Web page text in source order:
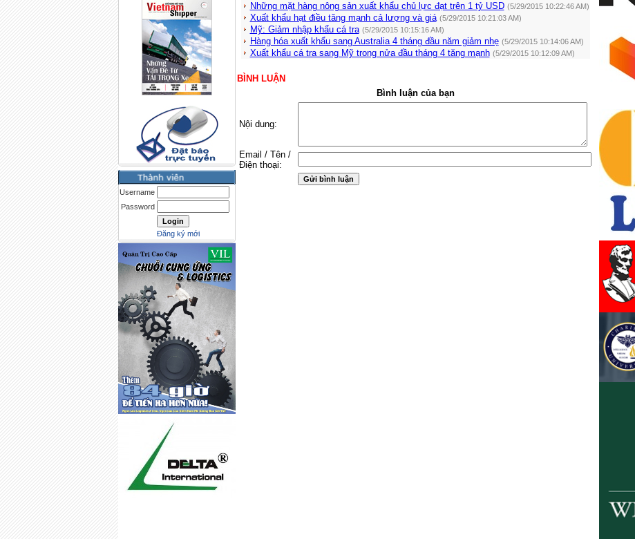
Username
Password
Đăng ký mới
Những mặt hàng nông sản xuất khẩu chủ lực đạt trên 1 tỷ USD (5/29/2015 10:22:46 AM)
Xuất khẩu hạt điều tăng mạnh cả lượng và giá (5/29/2015 10:21:03 AM)
Mỹ: Giảm nhập khẩu cá tra (5/29/2015 10:15:16 AM)
Hàng hóa xuất khẩu sang Australia 4 tháng đầu năm giảm nhẹ (5/29/2015 10:14:06 AM)
Xuất khẩu cá tra sang Mỹ trong nửa đầu tháng 4 tăng mạnh (5/29/2015 10:12:09 AM)
BÌNH LUẬN
Bình luận của bạn
Nội dung:
Email / Tên /
Điện thoại: